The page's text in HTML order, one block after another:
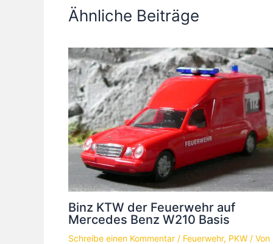
Ähnliche Beiträge
Binz KTW der Feuerwehr auf
Mercedes Benz W210 Basis
Schreibe einen Kommentar / Feuerwehr, PKW / Von